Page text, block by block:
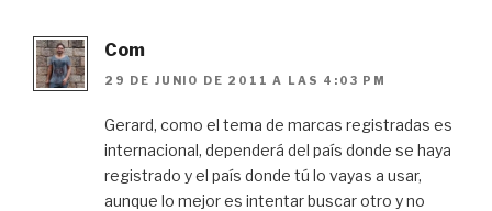
Com
29 DE JUNIO DE 2011 A LAS 4:03 PM
Gerard, como el tema de marcas registradas es
internacional, dependerá del país donde se haya
registrado y el país donde tú lo vayas a usar,
aunque lo mejor es intentar buscar otro y no